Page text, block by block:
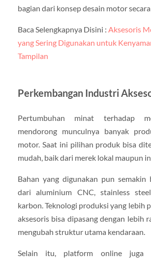
bagian dari konsep desain motor
Baca Selengkapnya Disini : Aksesoris
yang Sering Digunakan untuk
Tampilan
Perkembangan Industri
Pertumbuhan minat terhadap
mendorong munculnya banyak
motor. Saat ini pilihan produk bisa
mudah, baik dari merek lokal maupun
Bahan yang digunakan pun semakin
dari aluminium CNC, stainless
karbon. Teknologi produksi yang lebih
aksesoris bisa dipasang dengan lebih
mengubah struktur utama kendaraan.
Selain itu, platform online juga